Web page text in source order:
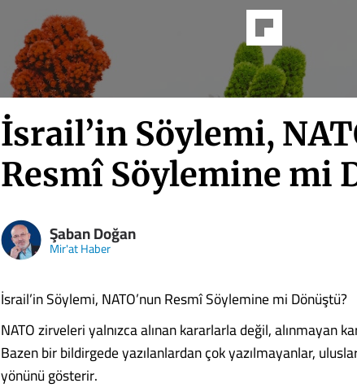
İsrail’in Söylemi,
Resmî Söylemine mi
Şaban Doğan
Mir'at Haber
İsrail’in Söylemi, NATO’nun Resmî Söylemine mi Dönüştü?
NATO zirveleri yalnızca alınan kararlarla değil, alınmayan
Bazen bir bildirgede yazılanlardan çok yazılmayanlar,
yönünü gösterir.